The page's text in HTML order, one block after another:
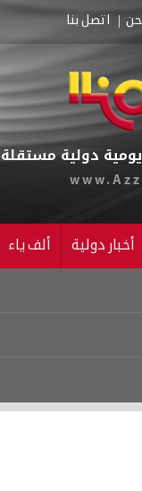
اتصل بنا
دولية مستقلة
أخبار دولية ألف ياء